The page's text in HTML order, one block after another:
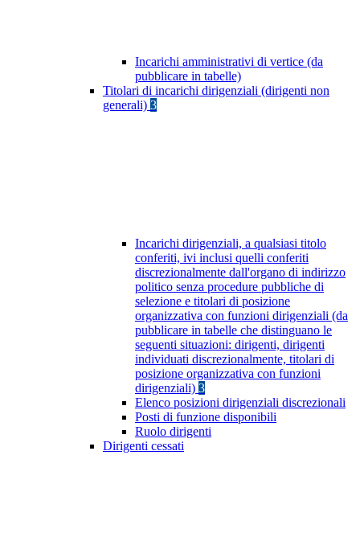
Incarichi amministrativi di vertice (da
pubblicare in tabelle)
Titolari di incarichi dirigenziali (dirigenti non
generali) 3
Incarichi dirigenziali, a qualsiasi titolo
conferiti, ivi inclusi quelli conferiti
discrezionalmente dall'organo di indirizzo
politico senza procedure pubbliche di
selezione e titolari di posizione
organizzativa con funzioni dirigenziali (da
pubblicare in tabelle che distinguano le
seguenti situazioni: dirigenti, dirigenti
individuati discrezionalmente, titolari di
posizione organizzativa con funzioni
dirigenziali) 3
Elenco posizioni dirigenziali discrezionali
Posti di funzione disponibili
Ruolo dirigenti
Dirigenti cessati